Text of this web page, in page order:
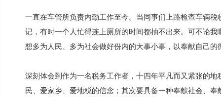
一直在车管所负责内勤工作至今。当同事们上路检查车辆
记，有时一个人忙得连上厕所的时间都抽不出来。可不论
想多为人民、多为社会做好份内的大事小事，以奉献自己的
深刻体会到作为一名税务工作者，十四年平凡而又紧张的
民、爱家乡、爱地税的信念；其次要具备一种奉献社会、